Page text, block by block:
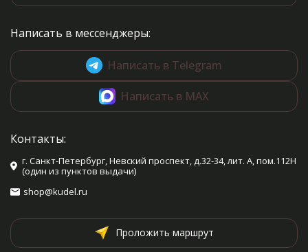
Написать в мессенджеры:
Написать в Telegram
Написать в MAX
Контакты:
г. Санкт-Петербург, Невский проспект, д.32-34, лит. А, пом.112Н
(один из пунктов выдачи)
shop@kudel.ru
Проложить маршрут